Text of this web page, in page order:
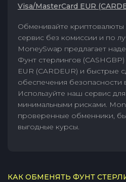
Visa/MasterCard EUR
Обменивайте
сервис без комиссии и по
MoneySwap предлагает
Фунт стерлингов
EUR (CARDEUR) и быстрые
обеспечения безопасности
Используйте наш сервис
минимальными рисками.
проверенные обменники,
выгодные курсы.
КАК ОБМЕНЯТЬ ФУНТ